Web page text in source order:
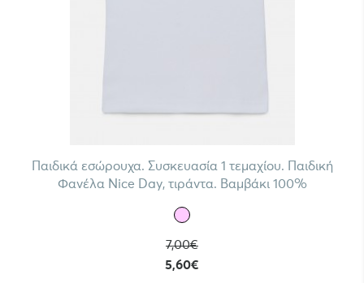
Παιδικά εσώρουχα. Συσκευασία 1 τεμαχίου. Παιδική
Φανέλα Nice Day, τιράντα. Βαμβάκι 100%
7,00€
5,60€